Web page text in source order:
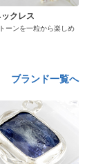
クレス
ーンを一粒から楽しめ
ブランド一覧へ